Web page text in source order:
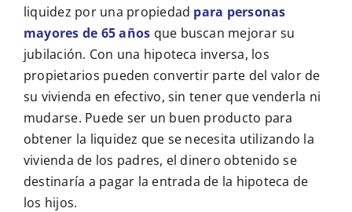
liquidez por una propiedad para personas
mayores de 65 años que buscan mejorar su
jubilación. Con una hipoteca inversa, los
propietarios pueden convertir parte del valor de
su vivienda en efectivo, sin tener que venderla ni
mudarse. Puede ser un buen producto para
obtener la liquidez que se necesita utilizando la
vivienda de los padres, el dinero obtenido se
destinaría a pagar la entrada de la hipoteca de
los hijos.